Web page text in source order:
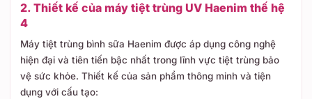
2. Thiết kế của máy tiệt trùng UV Haenim thế hệ
4
Máy tiệt trùng bình sữa Haenim được áp dụng công nghệ
hiện đại và tiên tiến bậc nhất trong lĩnh vực tiệt trùng bảo
vệ sức khỏe. Thiết kế của sản phẩm thông minh và tiện
dụng với cấu tạo: